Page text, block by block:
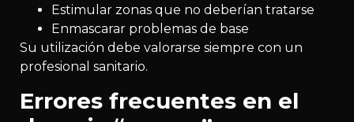
Estimular zonas que no deberían tratarse
Enmascarar problemas de base
Su utilización debe valorarse siempre con un
profesional sanitario.
Errores frecuentes en el